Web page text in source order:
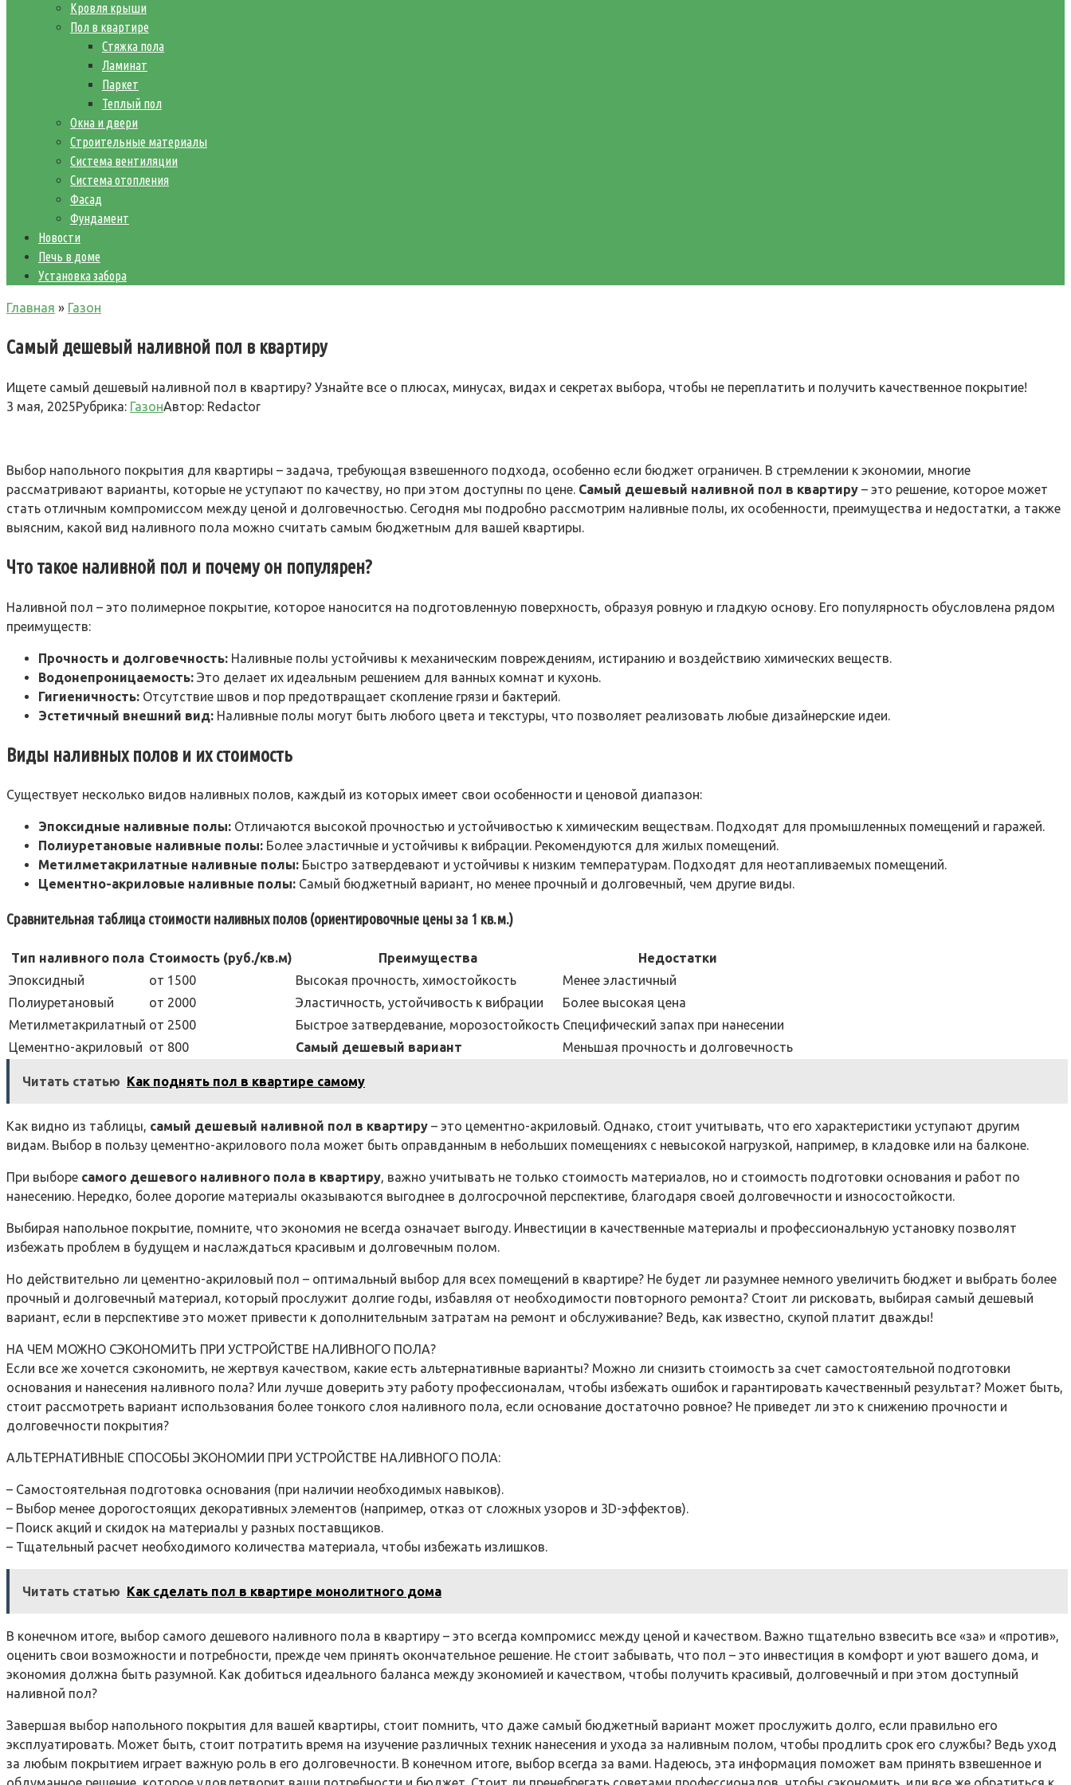
Кровля крыши
Пол в квартире
Стяжка пола
Ламинат
Паркет
Теплый пол
Окна и двери
Строительные материалы
Система вентиляции
Система отопления
Фасад
Фундамент
Новости
Печь в доме
Установка забора
Главная » Газон
Самый дешевый наливной пол в квартиру
Ищете самый дешевый наливной пол в квартиру? Узнайте все о плюсах, минусах, видах и секретах выбора, чтобы не переплатить и получить качественное покрытие!
3 мая, 2025Рубрика: ГазонАвтор: Redactor
Выбор напольного покрытия для квартиры – задача, требующая взвешенного подхода, особенно если бюджет ограничен. В стремлении к экономии, многие
рассматривают варианты, которые не уступают по качеству, но при этом доступны по цене. Самый дешевый наливной пол в квартиру – это решение, которое может
стать отличным компромиссом между ценой и долговечностью. Сегодня мы подробно рассмотрим наливные полы, их особенности, преимущества и недостатки, а также
выясним, какой вид наливного пола можно считать самым бюджетным для вашей квартиры.
Что такое наливной пол и почему он популярен?
Наливной пол – это полимерное покрытие, которое наносится на подготовленную поверхность, образуя ровную и гладкую основу. Его популярность обусловлена рядом
преимуществ:
Прочность и долговечность: Наливные полы устойчивы к механическим повреждениям, истиранию и воздействию химических веществ.
Водонепроницаемость: Это делает их идеальным решением для ванных комнат и кухонь.
Гигиеничность: Отсутствие швов и пор предотвращает скопление грязи и бактерий.
Эстетичный внешний вид: Наливные полы могут быть любого цвета и текстуры, что позволяет реализовать любые дизайнерские идеи.
Виды наливных полов и их стоимость
Существует несколько видов наливных полов, каждый из которых имеет свои особенности и ценовой диапазон:
Эпоксидные наливные полы: Отличаются высокой прочностью и устойчивостью к химическим веществам. Подходят для промышленных помещений и гаражей.
Полиуретановые наливные полы: Более эластичные и устойчивы к вибрации. Рекомендуются для жилых помещений.
Метилметакрилатные наливные полы: Быстро затвердевают и устойчивы к низким температурам. Подходят для неотапливаемых помещений.
Цементно-акриловые наливные полы: Самый бюджетный вариант, но менее прочный и долговечный, чем другие виды.
Сравнительная таблица стоимости наливных полов (ориентировочные цены за 1 кв.м.)
Тип наливного пола Стоимость (руб./кв.м) Преимущества
Недостатки
Эпоксидный
от 1500 Высокая прочность, химостойкость
Менее эластичный
Полиуретановый
от 2000 Эластичность, устойчивость к вибрации
Более высокая цена
Метилметакрилатный от 2500 Быстрое затвердевание, морозостойкость Специфический запах при нанесении
Цементно-акриловый от 800 Самый дешевый вариант Меньшая прочность и долговечность
Читать статью Как поднять пол в квартире самому
Как видно из таблицы, самый дешевый наливной пол в квартиру – это цементно-акриловый. Однако, стоит учитывать, что его характеристики уступают другим
видам. Выбор в пользу цементно-акрилового пола может быть оправданным в небольших помещениях с невысокой нагрузкой, например, в кладовке или на балконе.
При выборе самого дешевого наливного пола в квартиру, важно учитывать не только стоимость материалов, но и стоимость подготовки основания и работ по
нанесению. Нередко, более дорогие материалы оказываются выгоднее в долгосрочной перспективе, благодаря своей долговечности и износостойкости.
Выбирая напольное покрытие, помните, что экономия не всегда означает выгоду. Инвестиции в качественные материалы и профессиональную установку позволят
избежать проблем в будущем и наслаждаться красивым и долговечным полом.
Но действительно ли цементно-акриловый пол – оптимальный выбор для всех помещений в квартире? Не будет ли разумнее немного увеличить бюджет и выбрать более
прочный и долговечный материал, который прослужит долгие годы, избавляя от необходимости повторного ремонта? Стоит ли рисковать, выбирая самый дешевый
вариант, если в перспективе это может привести к дополнительным затратам на ремонт и обслуживание? Ведь, как известно, скупой платит дважды!
НА ЧЕМ МОЖНО СЭКОНОМИТЬ ПРИ УСТРОЙСТВЕ НАЛИВНОГО ПОЛА?
Если все же хочется сэкономить, не жертвуя качеством, какие есть альтернативные варианты? Можно ли снизить стоимость за счет самостоятельной подготовки
основания и нанесения наливного пола? Или лучше доверить эту работу профессионалам, чтобы избежать ошибок и гарантировать качественный результат? Может быть,
стоит рассмотреть вариант использования более тонкого слоя наливного пола, если основание достаточно ровное? Не приведет ли это к снижению прочности и
долговечности покрытия?
АЛЬТЕРНАТИВНЫЕ СПОСОБЫ ЭКОНОМИИ ПРИ УСТРОЙСТВЕ НАЛИВНОГО ПОЛА:
– Самостоятельная подготовка основания (при наличии необходимых навыков).
– Выбор менее дорогостоящих декоративных элементов (например, отказ от сложных узоров и 3D-эффектов).
– Поиск акций и скидок на материалы у разных поставщиков.
– Тщательный расчет необходимого количества материала, чтобы избежать излишков.
Читать статью Как сделать пол в квартире монолитного дома
В конечном итоге, выбор самого дешевого наливного пола в квартиру – это всегда компромисс между ценой и качеством. Важно тщательно взвесить все «за» и «против»,
оценить свои возможности и потребности, прежде чем принять окончательное решение. Не стоит забывать, что пол – это инвестиция в комфорт и уют вашего дома, и
экономия должна быть разумной. Как добиться идеального баланса между экономией и качеством, чтобы получить красивый, долговечный и при этом доступный
наливной пол?
Завершая выбор напольного покрытия для вашей квартиры, стоит помнить, что даже самый бюджетный вариант может прослужить долго, если правильно его
эксплуатировать. Может быть, стоит потратить время на изучение различных техник нанесения и ухода за наливным полом, чтобы продлить срок его службы? Ведь уход
за любым покрытием играет важную роль в его долговечности. В конечном итоге, выбор всегда за вами. Надеюсь, эта информация поможет вам принять взвешенное и